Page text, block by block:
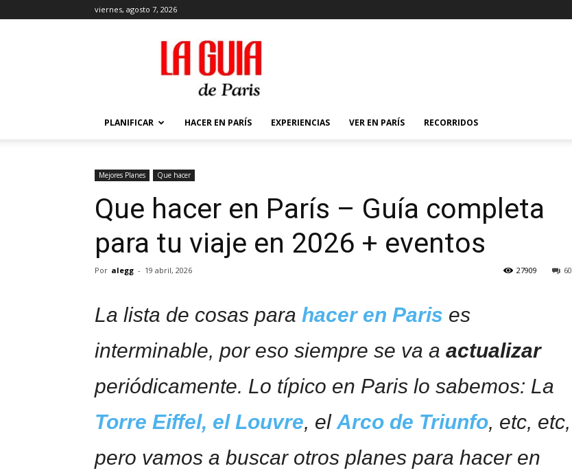
viernes, agosto 7, 2026
La
Guía
de
París
PLANIFICAR HACER EN PARÍS EXPERIENCIAS VER EN PARÍS RECORRIDOS
Mejores Planes Que hacer
Que hacer en Parí­s – Guí­a completa
para tu viaje en 2026 + eventos
Por alegg - 19 abril, 2026 60
27909
La lista de cosas para hacer en Pari­s es
interminable, por eso siempre se va a actualizar
periódicamente. Lo tí­pico en Pari­s lo sabemos: La
Torre Eiffel, el Louvre, el Arco de Triunfo, etc, etc,
pero vamos a buscar otros planes para hacer en